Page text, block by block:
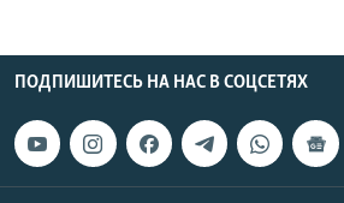
ПОДПИШИТЕСЬ НА НАС В СОЦСЕТЯХ